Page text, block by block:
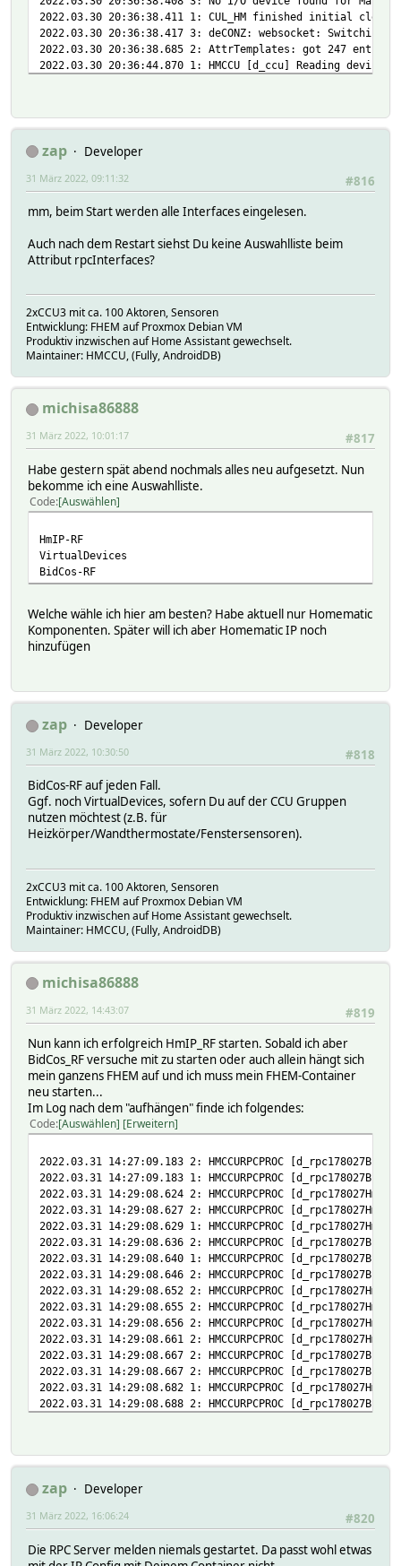
2022.03.30 20:36:38.411 1: CUL_HM finished initial
2022.03.30 20:36:38.417 3: deCONZ: websocket: Switching
2022.03.30 20:36:38.685 2: AttrTemplates: got 247 entries
2022.03.30 20:36:44.870 1: HMCCU [d_ccu] Reading
2022.03.30 20:36:44.925 2: HMCCU [d_ccu] Reading
2022.03.30 20:36:45.223 2: HMCCU [d_ccu] Read 174
2022.03.30 20:36:45.237 2: HMCCU [d_ccu] Reading Peer
2022.03.30 20:36:45.246 2: HMCCU [d_ccu] Read 8 Peer
2022.03.30 20:36:45.250 2: HMCCU [d_ccu] Read device
zap
Developer
#816
31 März 2022, 09:11:32
mm, beim Start werden alle Interfaces eingelesen.
Auch nach dem Restart siehst Du keine Auswahlliste beim
Attribut rpcInterfaces?
2xCCU3 mit ca. 100 Aktoren, Sensoren
Entwicklung: FHEM auf Proxmox Debian VM
Produktiv inzwischen auf Home Assistant gewechselt.
Maintainer: HMCCU, (Fully, AndroidDB)
michisa86888
#817
31 März 2022, 10:01:17
Habe gestern spät abend nochmals alles neu aufgesetzt. Nun
bekomme ich eine Auswahlliste.
Code Auswählen
HmIP-RF
VirtualDevices
BidCos-RF
Welche wähle ich hier am besten? Habe aktuell nur Homematic
Komponenten. Später will ich aber Homematic IP noch
hinzufügen
zap
Developer
#818
31 März 2022, 10:30:50
BidCos-RF auf jeden Fall.
Ggf. noch VirtualDevices, sofern Du auf der CCU Gruppen
nutzen möchtest (z.B. für
Heizkörper/Wandthermostate/Fenstersensoren).
2xCCU3 mit ca. 100 Aktoren, Sensoren
Entwicklung: FHEM auf Proxmox Debian VM
Produktiv inzwischen auf Home Assistant gewechselt.
Maintainer: HMCCU, (Fully, AndroidDB)
michisa86888
#819
31 März 2022, 14:43:07
Nun kann ich erfolgreich HmIP_RF starten. Sobald ich aber
BidCos_RF versuche mit zu starten oder auch allein hängt sich
mein ganzens FHEM auf und ich muss mein FHEM-Container
neu starten...
Im Log nach dem "aufhängen" finde ich folgendes:
Code Auswählen Erweitern
2022.03.31 14:27:09.183 2: HMCCURPCPROC
2022.03.31 14:27:09.183 1: HMCCURPCPROC
2022.03.31 14:29:08.624 2: HMCCURPCPROC
2022.03.31 14:29:08.627 2: HMCCURPCPROC
2022.03.31 14:29:08.629 1: HMCCURPCPROC
2022.03.31 14:29:08.636 2: HMCCURPCPROC
2022.03.31 14:29:08.640 1: HMCCURPCPROC
2022.03.31 14:29:08.646 2: HMCCURPCPROC
2022.03.31 14:29:08.652 2: HMCCURPCPROC
2022.03.31 14:29:08.655 2: HMCCURPCPROC
2022.03.31 14:29:08.656 2: HMCCURPCPROC
2022.03.31 14:29:08.661 2: HMCCURPCPROC
2022.03.31 14:29:08.667 2: HMCCURPCPROC
2022.03.31 14:29:08.667 2: HMCCURPCPROC
2022.03.31 14:29:08.682 1: HMCCURPCPROC
2022.03.31 14:29:08.688 2: HMCCURPCPROC
zap
Developer
#820
31 März 2022, 16:06:24
Die RPC Server melden niemals gestartet. Da passt wohl etwas